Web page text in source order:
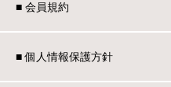
■ 会員規約
■ 個人情報保護方針